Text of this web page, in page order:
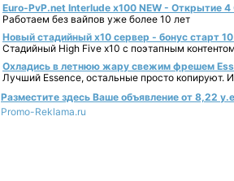
Euro-PvP.net Interlude х100 NEW - Открытие 4
Работаем без вайпов уже более 10 лет
Новый стадийный х10 сервер - бонус старт
Стадийный High Five x10 с поэтапным
Охладись в летнюю жару свежим фрешем
Лучший Essence, остальные просто копируют.
Разместите здесь Ваше объявление от 8,22
Promo-Reklama.ru